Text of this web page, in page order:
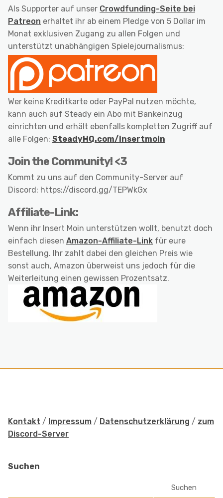
Als Supporter auf unser Crowdfunding-Seite bei
Patreon erhaltet ihr ab einem Pledge von 5 Dollar im
Monat exklusiven Zugang zu allen Folgen und
unterstützt unabhängigen Spielejournalismus:
Wer keine Kreditkarte oder PayPal nutzen möchte,
kann auch auf Steady ein Abo mit Bankeinzug
einrichten und erhält ebenfalls kompletten Zugriff auf
alle Folgen: SteadyHQ.com/insertmoin
Join the Community! <3
Kommt zu uns auf den Community-Server auf
Discord: https://discord.gg/TEPWkGx
Affiliate-Link:
Wenn ihr Insert Moin unterstützen wollt, benutzt doch
einfach diesen Amazon-Affiliate-Link für eure
Bestellung. Ihr zahlt dabei den gleichen Preis wie
sonst auch, Amazon überweist uns jedoch für die
Weiterleitung einen gewissen Prozentsatz.
Kontakt / Impressum / Datenschutzerklärung / zum
Discord-Server
Suchen
Suchen